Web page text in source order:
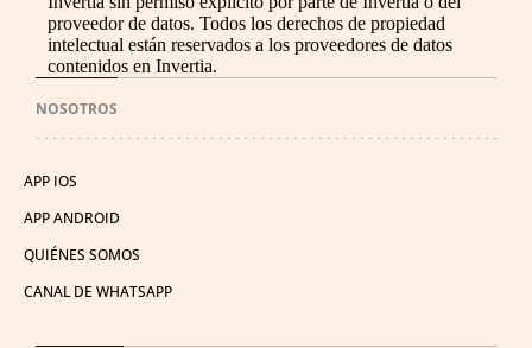
proveedor de datos. Todos los derechos de propiedad
intelectual están reservados a los proveedores de datos
contenidos en Invertia.
NOSOTROS
APP IOS
APP ANDROID
QUIÉNES SOMOS
CANAL DE WHATSAPP